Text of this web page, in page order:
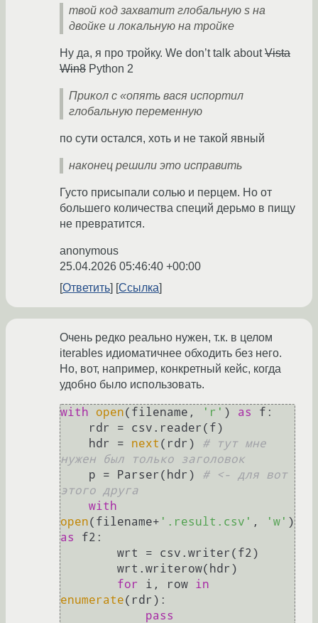
твой код захватит глобальную s на
двойке и локальную на тройке
Ну да, я про тройку. We don’t talk aboutVista
Win8 Python 2
Прикол с «опять вася испортил
глобальную переменную
по сути остался, хоть и не такой явный
наконец решили это исправить
Густо присыпали солью и перцем. Но от
большего количества специй дерьмо в пищу
не превратится.
anonymous
25.04.2026 05:46:40 +00:00
Ответить
Ссылка
Очень редко реально нужен, т.к. в целом
iterables идиоматичнее обходить без него.
Но, вот, например, конкретный кейс, когда
удобно было использовать.
with open(filename, 'r' ) as
f:
    hdr =
next (rdr) # тут мне
нужен был только заголовок
    p = Parser(hdr)
# <- для вот
этого друга
with
open(filename+ '.result.csv' , 'w'
)
as
f2:
for
i, row
in
enumerate(rdr):
pass